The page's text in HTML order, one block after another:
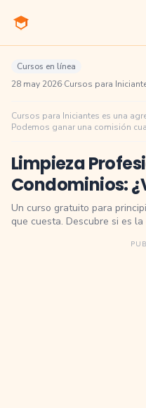
Cursos en línea
28 may 2026·Cursos para
Cursos para Iniciantes es una
Podemos ganar una comisión
Limpieza
Condominios:
Un curso gratuito para
que cuesta. Descubre si es